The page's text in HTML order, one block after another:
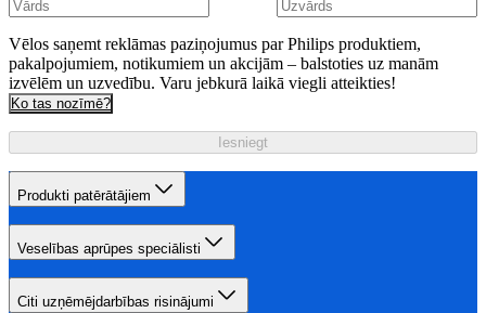
Vēlos saņemt reklāmas paziņojumus par Philips produktiem,
pakalpojumiem, notikumiem un akcijām – balstoties uz manām
izvēlēm un uzvedību. Varu jebkurā laikā viegli atteikties!
Ko tas nozīmē?
Iesniegt
Produkti patērātājiem
Veselības aprūpes speciālisti
Citi uzņēmējdarbības risinājumi